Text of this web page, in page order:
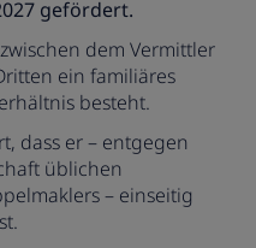
gefördert.
dem Vermittler
ein familiäres
besteht.
dass er – entgegen
üblichen
– einseitig